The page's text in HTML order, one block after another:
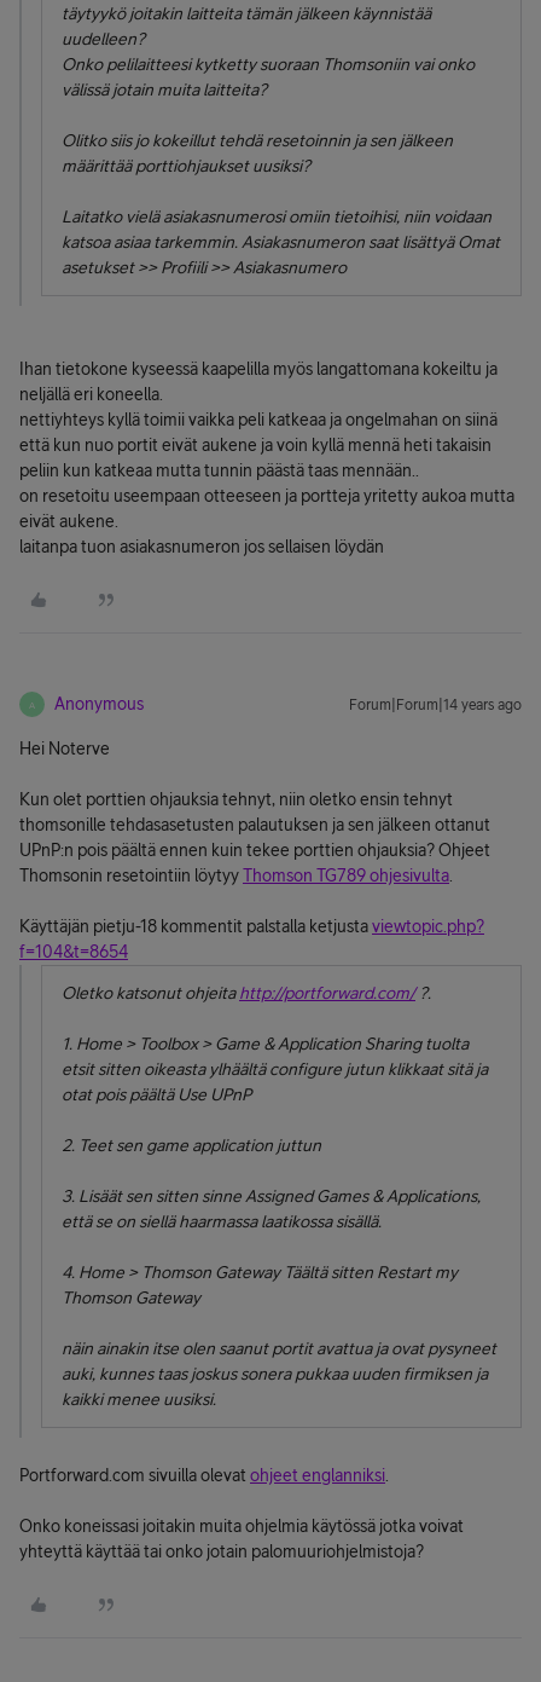
täytyykö joitakin laitteita tämän jälkeen käynnistää
uudelleen?
Onko pelilaitteesi kytketty suoraan Thomsoniin vai onko
välissä jotain muita laitteita?
Olitko siis jo kokeillut tehdä resetoinnin ja sen jälkeen
määrittää porttiohjaukset uusiksi?
Laitatko vielä asiakasnumerosi omiin tietoihisi, niin voidaan
katsoa asiaa tarkemmin. Asiakasnumeron saat lisättyä Omat
asetukset >> Profiili >> Asiakasnumero
Ihan tietokone kyseessä kaapelilla myös langattomana kokeiltu ja
neljällä eri koneella.
nettiyhteys kyllä toimii vaikka peli katkeaa ja ongelmahan on siinä
että kun nuo portit eivät aukene ja voin kyllä mennä heti takaisin
peliin kun katkeaa mutta tunnin päästä taas mennään..
on resetoitu useempaan otteeseen ja portteja yritetty aukoa mutta
eivät aukene.
laitanpa tuon asiakasnumeron jos sellaisen löydän
A Anonymous Forum|Forum|14 years ago
Hei Noterve
Kun olet porttien ohjauksia tehnyt, niin oletko ensin tehnyt
thomsonille tehdasasetusten palautuksen ja sen jälkeen ottanut
UPnP:n pois päältä ennen kuin tekee porttien ohjauksia? Ohjeet
Thomsonin resetointiin löytyyThomson TG789 ohjesivulta
Käyttäjän pietju-18 kommentit palstalla ketjustaviewtopic.php?
f=104&t=8654
Oletko katsonut ohjeitahttp://portforward.com/?.
1. Home > Toolbox > Game & Application Sharing tuolta
etsit sitten oikeasta ylhäältä configure jutun klikkaat sitä ja
otat pois päältä Use UPnP
2. Teet sen game application juttun
3. Lisäät sen sitten sinne Assigned Games & Applications,
että se on siellä haarmassa laatikossa sisällä.
4. Home > Thomson Gateway Täältä sitten Restart my
Thomson Gateway
näin ainakin itse olen saanut portit avattua ja ovat pysyneet
auki, kunnes taas joskus sonera pukkaa uuden firmiksen ja
kaikki menee uusiksi.
Portforward.com sivuilla olevat ohjeet englanniksi
Onko koneissasi joitakin muita ohjelmia käytössä jotka voivat
yhteyttä käyttää tai onko jotain palomuuriohjelmistoja?